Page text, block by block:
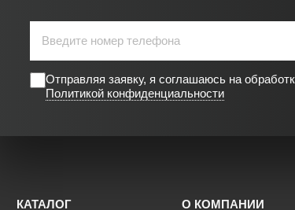
Отправляя заявку, я соглашаюсь на
Политикой конфиденциальности
КАТАЛОГ О КОМПАНИИ